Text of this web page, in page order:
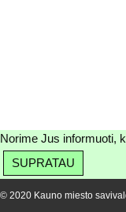
Norime Jus informuoti,
SUPRATAU
© 2020 Kauno miesto